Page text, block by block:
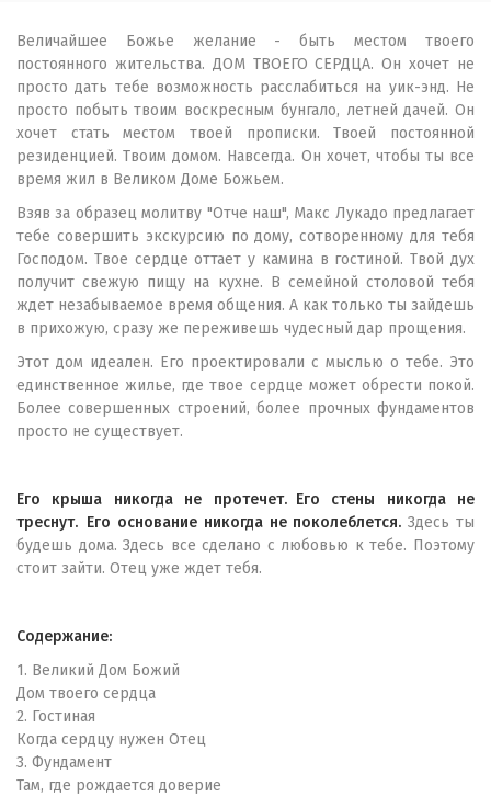
Величайшее Божье желание - быть местом твоего
постоянного жительства. ДОМ ТВОЕГО СЕРДЦА. Он хочет не
просто дать тебе возможность расслабиться на уик-энд. Не
просто побыть твоим воскресным бунгало, летней дачей. Он
хочет стать местом твоей прописки. Твоей постоянной
резиденцией. Твоим домом. Навсегда. Он хочет, чтобы ты все
время жил в Великом Доме Божьем.
Взяв за образец молитву "Отче наш", Макс Лукадо предлагает
тебе совершить экскурсию по дому, сотворенному для тебя
Господом. Твое сердце оттает у камина в гостиной. Твой дух
получит свежую пищу на кухне. В семейной столовой тебя
ждет незабываемое время общения. А как только ты зайдешь
в прихожую, сразу же переживешь чудесный дар прощения.
Этот дом идеален. Его проектировали с мыслью о тебе. Это
единственное жилье, где твое сердце может обрести покой.
Более совершенных строений, более прочных фундаментов
просто не существует.
Его крыша никогда не протечет. Его стены никогда не
треснут. Его основание никогда не поколеблется.Здесь ты
будешь дома. Здесь все сделано с любовью к тебе. Поэтому
стоит зайти. Отец уже ждет тебя.
Содержание:
1. Великий Дом Божий
Дом твоего сердца
2. Гостиная
Когда сердцу нужен Отец
3. Фундамент
Там, где рождается доверие